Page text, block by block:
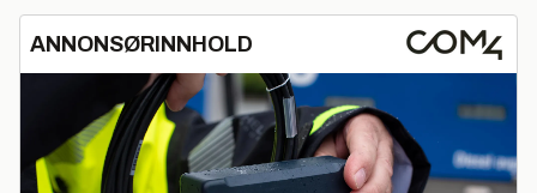
ANNONSØRINNHOLD